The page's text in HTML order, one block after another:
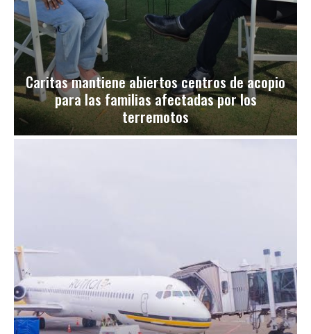
Caritas mantiene abiertos centros de acopio
para las familias afectadas por los
terremotos